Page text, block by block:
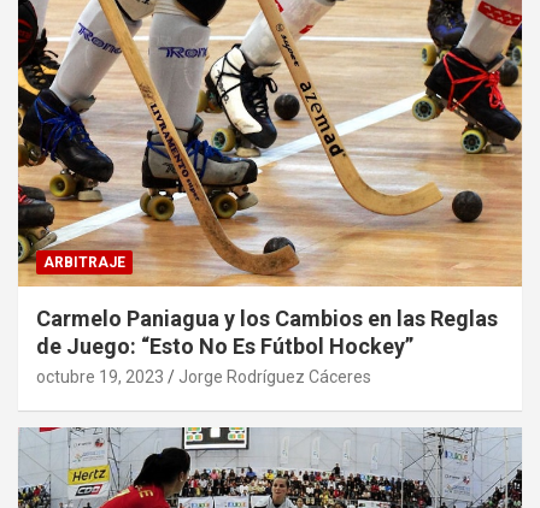
ARBITRAJE
Carmelo Paniagua y los Cambios en las Reglas
de Juego: “Esto No Es Fútbol Hockey”
octubre 19, 2023 Jorge Rodríguez Cáceres